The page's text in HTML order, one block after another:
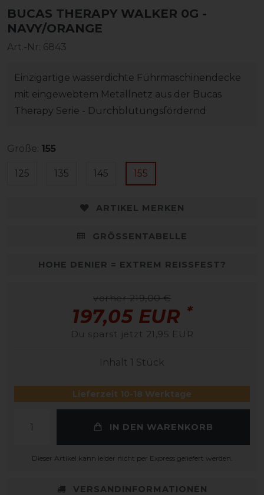
BUCAS THERAPY WALKER 0G -
NAVY/ORANGE
Art.-Nr: 6843
Einzigartige wasserdichte Führmaschinendecke
mit eingewebtem Metallnetz aus der Bucas
Therapy Serie - Durchblutungsfördernd
Größe: 155
125 135 145 155
ARTIKEL MERKEN
GRÖSSENTABELLE
HOHE DENIER = EXTREM REISSFEST?
vorher 219,00 €
197,05 EUR *
Du sparst jetzt 21,95 EUR
Inhalt 1 Stück
Lieferzeit 10-18 Werktage
IN DEN WARENKORB
Dieser Artikel kann leider nicht per Express geliefert werden.
VERSANDINFORMATIONEN